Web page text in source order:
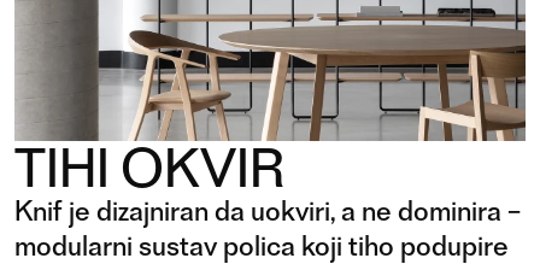
TIHI OKVIR
Knif je dizajniran da uokviri, a ne dominira –
modularni sustav polica koji tiho podupire